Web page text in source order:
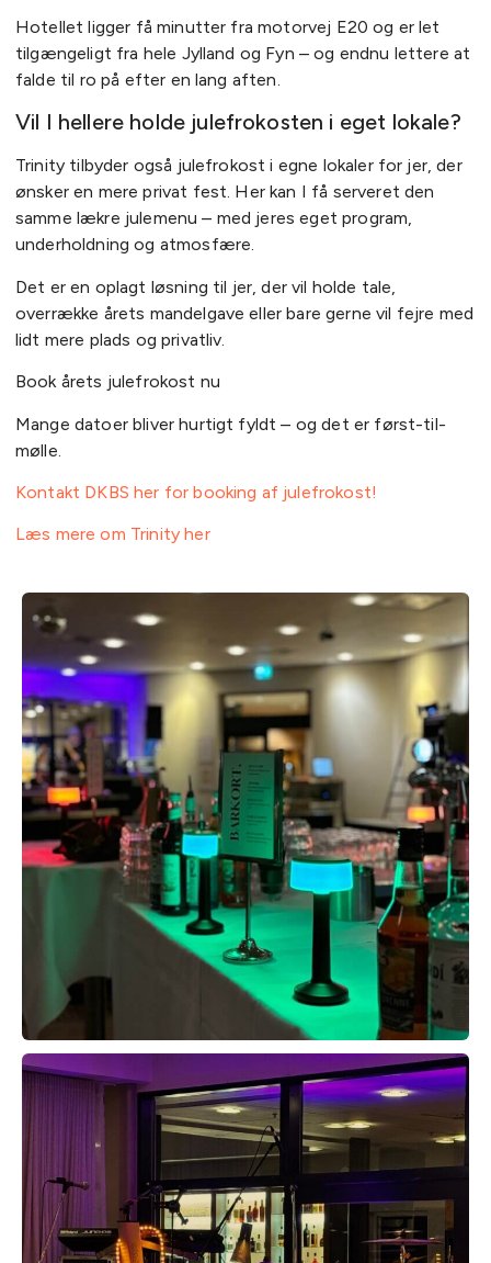
Hotellet ligger få minutter fra motorvej E20 og er let
tilgængeligt fra hele Jylland og Fyn – og endnu lettere at
falde til ro på efter en lang aften.
Vil I hellere holde julefrokosten i eget lokale?
Trinity tilbyder også julefrokost i egne lokaler for jer, der
ønsker en mere privat fest. Her kan I få serveret den
samme lækre julemenu – med jeres eget program,
underholdning og atmosfære.
Det er en oplagt løsning til jer, der vil holde tale,
overrække årets mandelgave eller bare gerne vil fejre med
lidt mere plads og privatliv.
Book årets julefrokost nu
Mange datoer bliver hurtigt fyldt – og det er først-til-
mølle.
Kontakt DKBS her for booking af julefrokost!
Læs mere om Trinity her